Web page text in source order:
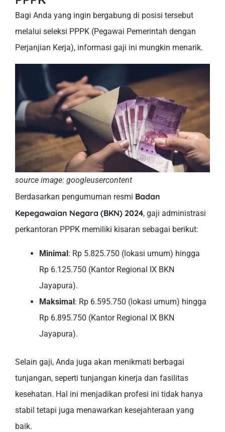
Bagi Anda yang ingin bergabung di posisi tersebut
melalui seleksi PPPK (Pegawai Pemerintah dengan
Perjanjian Kerja), informasi gaji ini mungkin menarik.
source image: googleusercontent
Berdasarkan pengumuman resmi Badan
Kepegawaian Negara (BKN) 2024, gaji administrasi
perkantoran PPPK memiliki kisaran sebagai berikut:
Minimal : Rp 5.825.750 (lokasi umum) hingga
Rp 6.125.750 (Kantor Regional IX BKN
Jayapura).
Maksimal : Rp 6.595.750 (lokasi umum) hingga
Rp 6.895.750 (Kantor Regional IX BKN
Jayapura).
Selain gaji, Anda juga akan menikmati berbagai
tunjangan, seperti tunjangan kinerja dan fasilitas
kesehatan. Hal ini menjadikan profesi ini tidak hanya
stabil tetapi juga menawarkan kesejahteraan yang
baik.